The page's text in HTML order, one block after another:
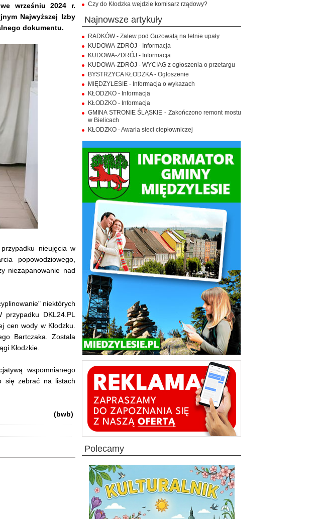
wrześniu 2024 r.
Najwyższej Izby
dokumentu.
nieujęcia w
popowodziowego,
niezapanowanie nad
niektórych
DKL24.PL
wody w Kłodzku.
Bartczaka. Została
Kłodzkie.
wspomnianego
się zebrać na listach
(bwb)
Czy do Kłodzka wejdzie komisarz rządowy?
najnowsze artykuły
RADKÓW - Zalew pod Guzowatą na letnie upały
KUDOWA-ZDRÓJ - Informacja
KUDOWA-ZDRÓJ - Informacja
KUDOWA-ZDRÓJ - WYCIĄG z ogłoszenia o przetargu
BYSTRZYCA KŁODZKA - Ogłoszenie
MIĘDZYLESIE - Informacja o wykazach
KŁODZKO - Informacja
KŁODZKO - Informacja
GMINA STRONIE ŚLĄSKIE - Zakończono remont mostu
w Bielicach
KŁODZKO - Awaria sieci ciepłowniczej
polecamy